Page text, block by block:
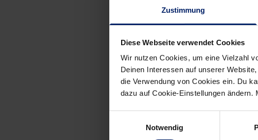
Zustimmung
Diese Webseite verwendet Cookies
Wir nutzen Cookies, um eine Vielzahl
Deinen Interessen auf unserer
die Verwendung von Cookies ein. Du
dazu auf Cookie-Einstellungen
Notwendig